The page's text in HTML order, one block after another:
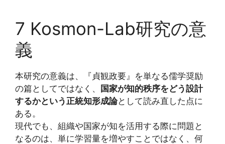
7 Kosmon-Lab研究の意
義
本研究の意義は、『貞観政要』を単なる儒学奨励
の篇としてではなく、
国家が知的秩序をどう設計
するかという正統知形成論として読み直した点に
ある。
現代でも、組織や国家が知を活用する際に問題と
なるのは、単に学習量を増やすことではなく、何